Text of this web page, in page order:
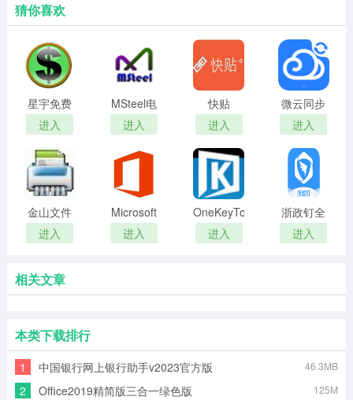
猜你喜欢
星宇免费
记账软件
进入
MSteel电
脑版
进入
快贴
Windows
版
进入
微云同步
官方版
进入
金山文件
粉碎器
进入
Microsoft
Office
2013官方
进入
OneKeyTools(PPT
插件)
进入
浙政钉全
新版
进入
相关文章
本类下载排行
1 中国银行网上银行助手v2023官方版 46.3MB
2 Office2019精简版三合一绿色版 125M